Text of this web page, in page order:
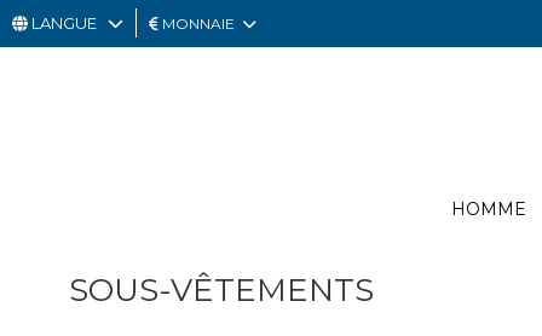
LANGUE MONNAIE
HOMME
SOUS-VÊTEMENTS